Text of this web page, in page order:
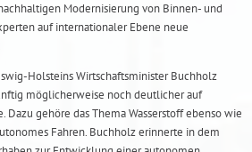
Modernisierung von Binnen- und
auf internationaler Ebene neue
Holsteins Wirtschaftsminister Buchholz
möglicherweise noch deutlicher auf
gehöre das Thema Wasserstoff ebenso wie
Fahren. Buchholz erinnerte in dem